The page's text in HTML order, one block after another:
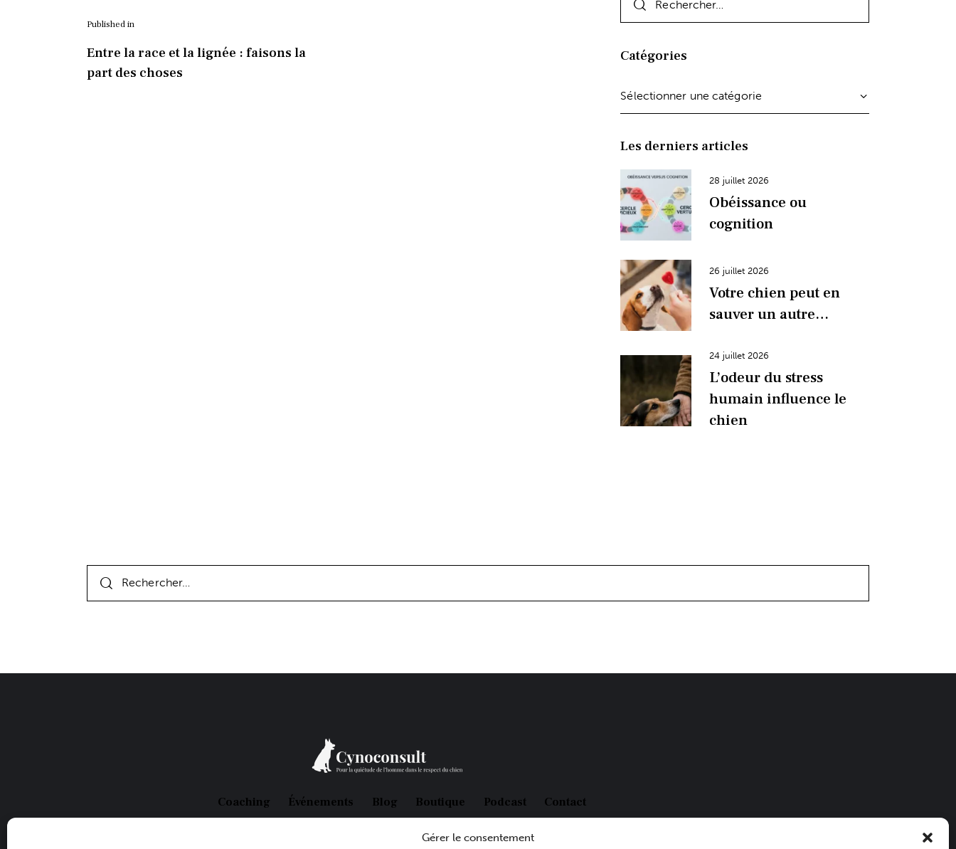
Gérer le consentement
Published in
Entre la race et la lignée : faisons la
part des choses
Catégories
Les derniers articles
28 juillet 2026
Obéissance ou
cognition
26 juillet 2026
Votre chien peut en
sauver un autre…
24 juillet 2026
L’odeur du stress
humain influence le
chien
Coaching Événements Blog Boutique Podcast Contact